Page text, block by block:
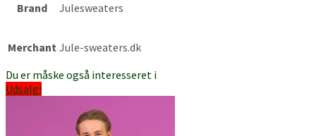
Brand Julesweaters
Merchant Jule-sweaters.dk
Du er måske også interesseret i
Udsalg!